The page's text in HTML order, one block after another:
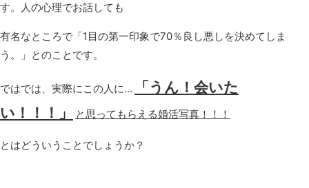
す。人の心理でお話しても
有名なところで「1目の第一印象で70％良し悪しを決めてしま
う。」とのことです。
ではでは、実際にこの人に…
「うん！会いた
い！！！」
と思ってもらえる婚活写真！！！
とはどういうことでしょうか？